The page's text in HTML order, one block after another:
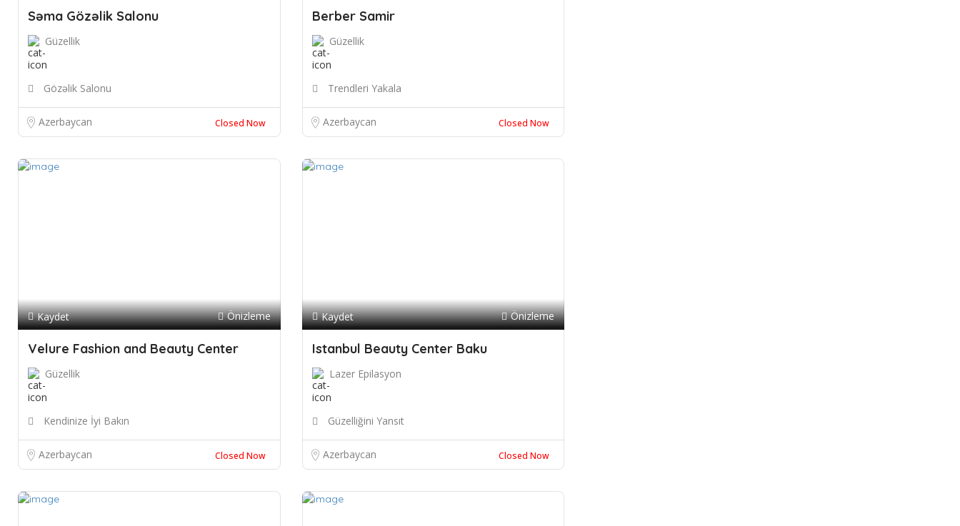
Səma Gözəlik Salonu
Güzellik
Gözəlik Salonu
Azerbaycan Closed Now
Berber Samir
Güzellik
Trendleri Yakala
Azerbaycan Closed Now
Kaydet Önizleme
Velure Fashion and Beauty Center
Güzellik
Kendinize İyi Bakın
Azerbaycan Closed Now
Kaydet Önizleme
Istanbul Beauty Center Baku
Lazer Epilasyon
Güzelliğini Yansıt
Azerbaycan Closed Now